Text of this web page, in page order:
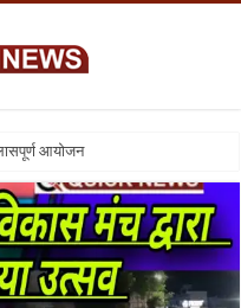
आयोजन